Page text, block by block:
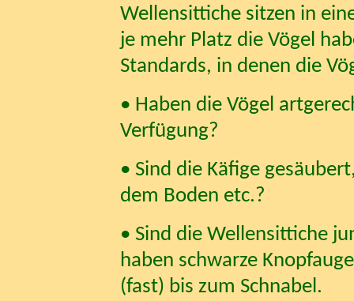
Wellensittiche sitzen in
je mehr Platz die Vögel
Standards, in denen die
• Haben die Vögel
Verfügung?
• Sind die Käfige
dem Boden etc.?
• Sind die Wellensittiche
haben schwarze
(fast) bis zum Schnabel.